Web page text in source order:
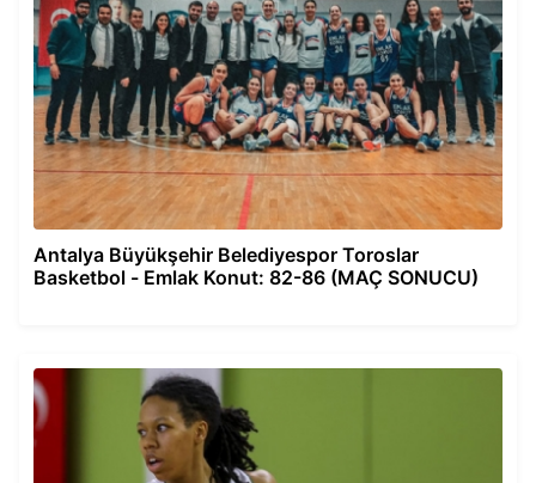
Antalya Büyükşehir Belediyespor Toroslar
Basketbol - Emlak Konut: 82-86 (MAÇ SONUCU)